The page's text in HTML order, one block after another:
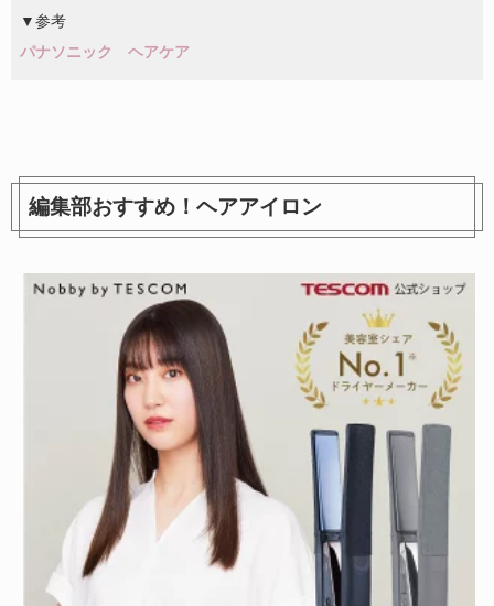
▼参考
パナソニック ヘアケア
編集部おすすめ！ヘアアイロン